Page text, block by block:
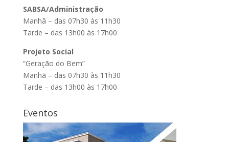
SABSA/Administração
Manhã – das 07h30 às 11h30
Tarde – das 13h00 às 17h00
Projeto Social
“Geração do Bem”
Manhã – das 07h30 às 11h30
Tarde – das 13h00 às 17h00
Eventos